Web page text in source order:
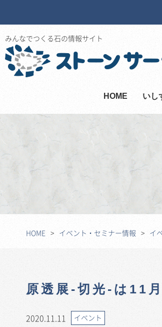
みんなでつくる石の情報サイト
HOME いし
HOME イベント・セミナー情報 イ
原透展-切光-は11
2020.11.11 イベント